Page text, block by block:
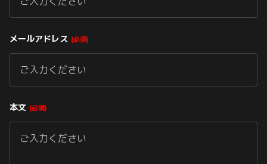
メールアドレス 必須
本文 必須